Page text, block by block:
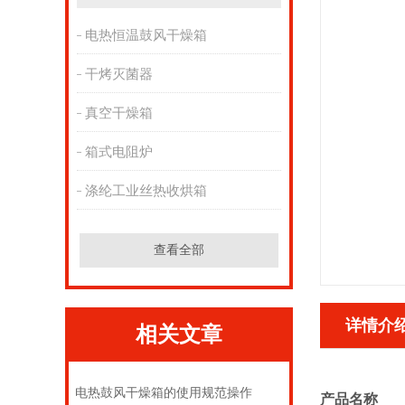
电热恒温鼓风干燥箱
干烤灭菌器
真空干燥箱
箱式电阻炉
涤纶工业丝热收烘箱
查看全部
相关文章
电热鼓风干燥箱的使用规范操作
详情介
产品名称